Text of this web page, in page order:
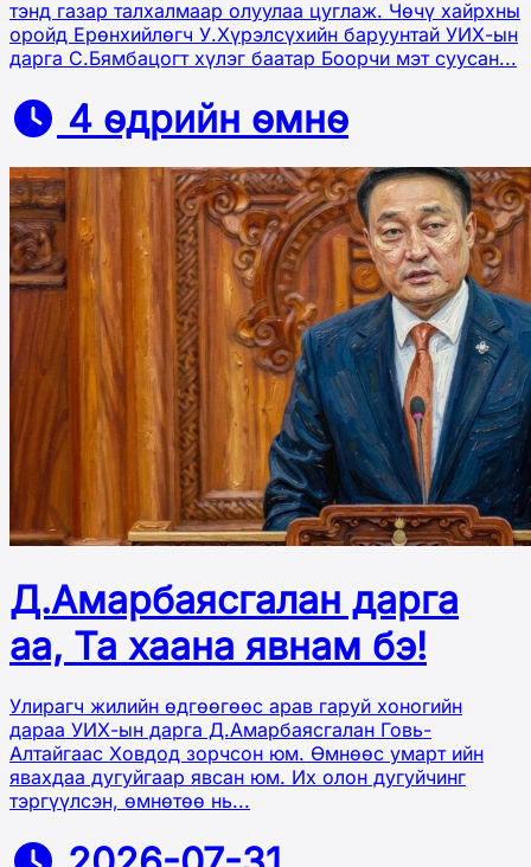
тэнд газар талхалмаар олуулаа цуглаж. Чөчү хайрхны
оройд Ерөнхийлөгч У.Хүрэлсүхийн баруунтай УИХ-ын
дарга С.Бямбацогт хүлэг баатар Боорчи мэт суусан...
4 өдрийн өмнө
Д.Амарбаясгалан дарга
аа, Та хаана явнам бэ!
Улирагч жилийн өдгөөгөөс арав гаруй хоногийн
дараа УИХ-ын дарга Д.Амарбаясгалан Говь-
Алтайгаас Ховдод зорчсон юм. Өмнөөс умарт ийн
явахдаа дугуйгаар явсан юм. Их олон дугуйчинг
тэргүүлсэн, өмнөтөө нь...